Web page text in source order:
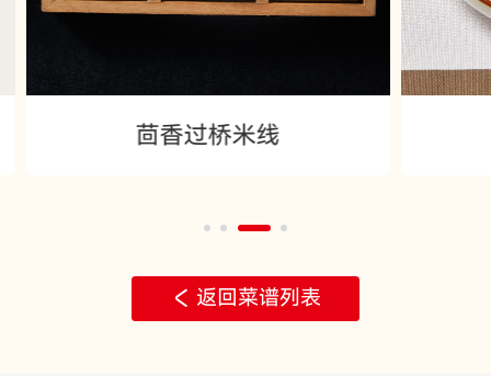
茴香过桥米线
返回菜谱列表